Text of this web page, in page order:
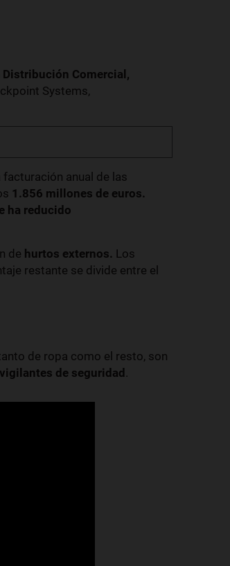
Comercial,
Systems,
anual de las
1.856 millones de euros.
ha reducido
de hurtos externos. Los
restante se divide entre el
de ropa como el resto, son
de seguridad .